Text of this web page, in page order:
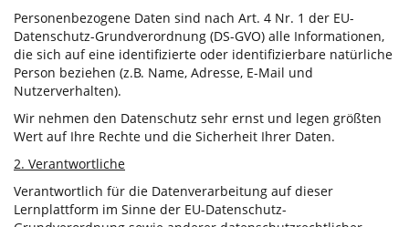
Personenbezogene Daten sind nach Art. 4 Nr. 1 der EU-
Datenschutz-Grundverordnung (DS-GVO) alle Informationen,
die sich auf eine identifizierte oder identifizierbare natürliche
Person beziehen (z.B. Name, Adresse, E-Mail und
Nutzerverhalten).
Wir nehmen den Datenschutz sehr ernst und legen größten
Wert auf Ihre Rechte und die Sicherheit Ihrer Daten.
2. Verantwortliche
Verantwortlich für die Datenverarbeitung auf dieser
Lernplattform im Sinne der EU-Datenschutz-